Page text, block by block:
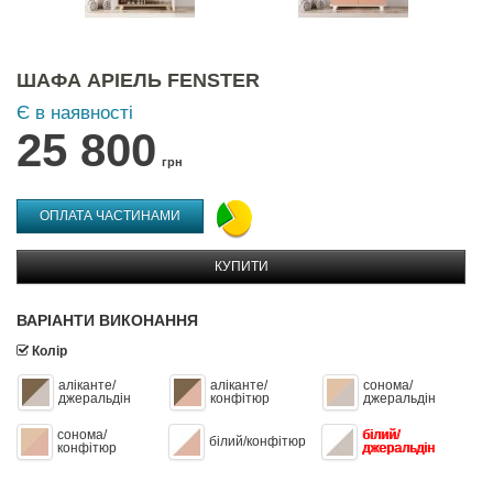
ШАФА АРІЕЛЬ FENSTER
Є в наявності
25 800 грн
ОПЛАТА ЧАСТИНАМИ
КУПИТИ
ВАРІАНТИ ВИКОНАННЯ
Колір
аліканте/
джеральдін
аліканте/
конфітюр
сонома/
джеральдін
сонома/
конфітюр
білий/конфітюр
білий/
джеральдін